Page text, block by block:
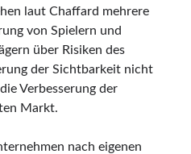
laut Chaffard mehrere
von Spielern und
über Risiken des
der Sichtbarkeit nicht
Verbesserung der
Markt.
nach eigenen